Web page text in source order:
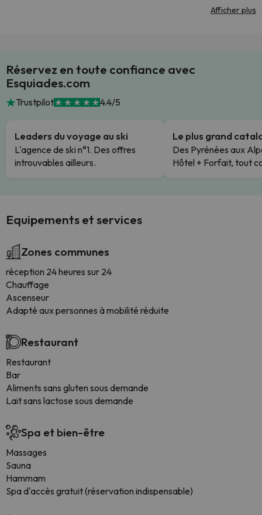
Afficher plus
Réservez en toute confiance avec
Esquiades.com
Trustpilot 4.4/5
Leaders du voyage au ski
L'agence de ski n°1. Des offres
introuvables ailleurs.
Le plus grand
Des Pyrénées aux
Hôtel + Forfait, tout
Equipements et services
Zones communes
réception 24 heures sur 24
Chauffage
Ascenseur
Adapté aux personnes à mobilité réduite
Restaurant
Restaurant
Bar
Aliments sans gluten sous demande
Lait sans lactose sous demande
Spa et bien-être
Massages
Sauna
Hammam
Spa d'accès gratuit (réservation indispensable)